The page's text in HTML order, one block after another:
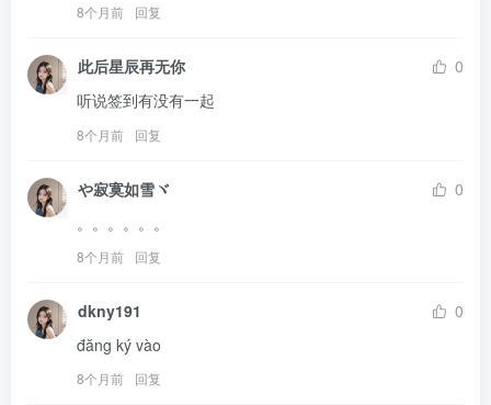
8个月前 回复
此后星辰再无你
0
听说签到有没有一起
8个月前 回复
や寂寞如雪ヾ
0
。。。。。。
8个月前 回复
dkny191
0
đăng ký vào
8个月前 回复